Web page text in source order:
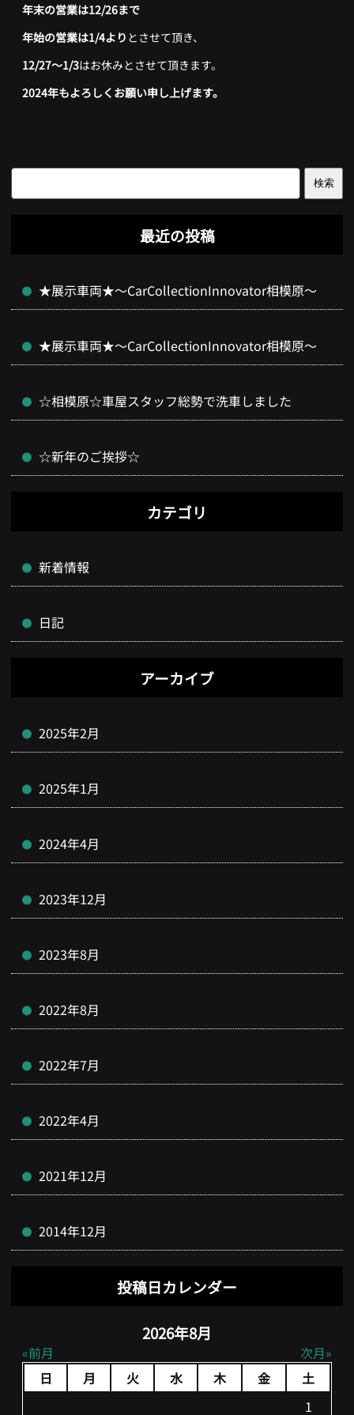
年末の営業は12/26まで
年始の営業は1/4より とさせて頂き、
12/27～1/3はお休みとさせて頂きます。
2024年もよろしくお願い申し上げます。
検索
最近の投稿
★展示車両★～CarCollectionInnovator相模原～
★展示車両★～CarCollectionInnovator相模原～
☆相模原☆車屋スタッフ総勢で洗車しました
☆新年のご挨拶☆
カテゴリ
新着情報
日記
アーカイブ
2025年2月
2025年1月
2024年4月
2023年12月
2023年8月
2022年8月
2022年7月
2022年4月
2021年12月
2014年12月
投稿日カレンダー
2026年8月
前月
次月
日
月 火 水 木 金
土
1